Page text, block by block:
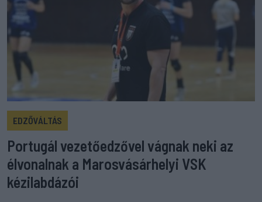
EDZŐVÁLTÁS
Portugál vezetőedzővel vágnak neki az
élvonalnak a Marosvásárhelyi VSK
kézilabdázói